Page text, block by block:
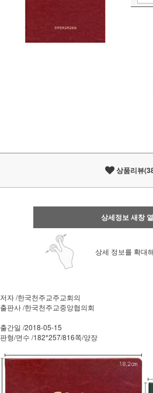
상품리뷰
상세정보 새창
상세 정보를 확대
저자 /한국천주교주교회의
출판사 /한국천주교중앙협의회
출간일 /2018-05-15
판형/면수 /182*257/816쪽/양장